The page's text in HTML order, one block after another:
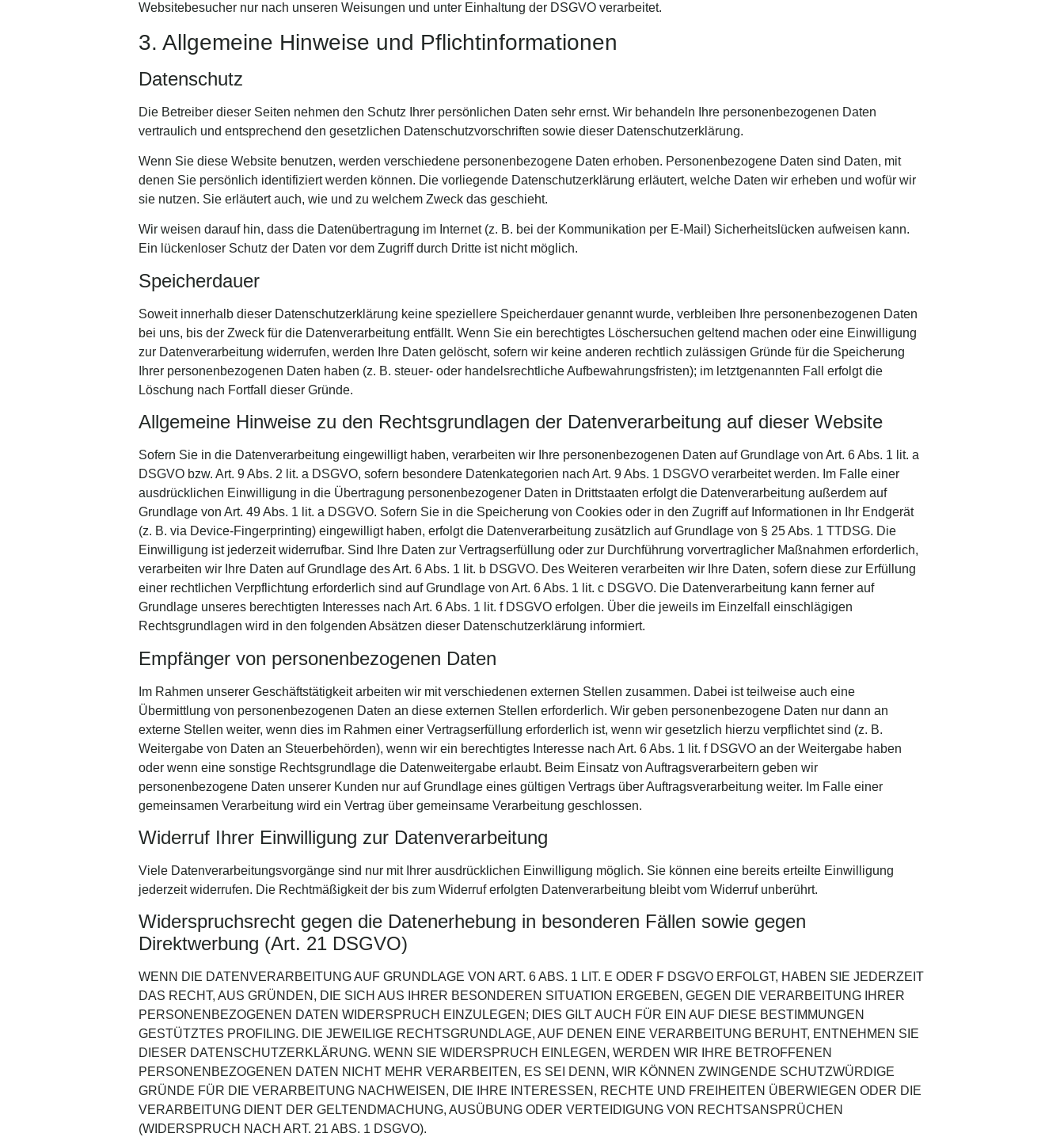
Websitebesucher nur nach unseren Weisungen und unter Einhaltung der DSGVO verarbeitet.
3. Allgemeine Hinweise und Pflicht­informationen
Datenschutz
Die Betreiber dieser Seiten nehmen den Schutz Ihrer persönlichen Daten sehr ernst. Wir behandeln Ihre personenbezogenen Daten
vertraulich und entsprechend den gesetzlichen Datenschutzvorschriften sowie dieser Datenschutzerklärung.
Wenn Sie diese Website benutzen, werden verschiedene personenbezogene Daten erhoben. Personenbezogene Daten sind Daten, mit
denen Sie persönlich identifiziert werden können. Die vorliegende Datenschutzerklärung erläutert, welche Daten wir erheben und wofür wir
sie nutzen. Sie erläutert auch, wie und zu welchem Zweck das geschieht.
Wir weisen darauf hin, dass die Datenübertragung im Internet (z. B. bei der Kommunikation per E-Mail) Sicherheitslücken aufweisen kann.
Ein lückenloser Schutz der Daten vor dem Zugriff durch Dritte ist nicht möglich.
Speicherdauer
Soweit innerhalb dieser Datenschutzerklärung keine speziellere Speicherdauer genannt wurde, verbleiben Ihre personenbezogenen Daten
bei uns, bis der Zweck für die Datenverarbeitung entfällt. Wenn Sie ein berechtigtes Löschersuchen geltend machen oder eine Einwilligung
zur Datenverarbeitung widerrufen, werden Ihre Daten gelöscht, sofern wir keine anderen rechtlich zulässigen Gründe für die Speicherung
Ihrer personenbezogenen Daten haben (z. B. steuer- oder handelsrechtliche Aufbewahrungsfristen); im letztgenannten Fall erfolgt die
Löschung nach Fortfall dieser Gründe.
Allgemeine Hinweise zu den Rechtsgrundlagen der Datenverarbeitung auf dieser Website
Sofern Sie in die Datenverarbeitung eingewilligt haben, verarbeiten wir Ihre personenbezogenen Daten auf Grundlage von Art. 6 Abs. 1 lit. a
DSGVO bzw. Art. 9 Abs. 2 lit. a DSGVO, sofern besondere Datenkategorien nach Art. 9 Abs. 1 DSGVO verarbeitet werden. Im Falle einer
ausdrücklichen Einwilligung in die Übertragung personenbezogener Daten in Drittstaaten erfolgt die Datenverarbeitung außerdem auf
Grundlage von Art. 49 Abs. 1 lit. a DSGVO. Sofern Sie in die Speicherung von Cookies oder in den Zugriff auf Informationen in Ihr Endgerät
(z. B. via Device-Fingerprinting) eingewilligt haben, erfolgt die Datenverarbeitung zusätzlich auf Grundlage von § 25 Abs. 1 TTDSG. Die
Einwilligung ist jederzeit widerrufbar. Sind Ihre Daten zur Vertragserfüllung oder zur Durchführung vorvertraglicher Maßnahmen erforderlich,
verarbeiten wir Ihre Daten auf Grundlage des Art. 6 Abs. 1 lit. b DSGVO. Des Weiteren verarbeiten wir Ihre Daten, sofern diese zur Erfüllung
einer rechtlichen Verpflichtung erforderlich sind auf Grundlage von Art. 6 Abs. 1 lit. c DSGVO. Die Datenverarbeitung kann ferner auf
Grundlage unseres berechtigten Interesses nach Art. 6 Abs. 1 lit. f DSGVO erfolgen. Über die jeweils im Einzelfall einschlägigen
Rechtsgrundlagen wird in den folgenden Absätzen dieser Datenschutzerklärung informiert.
Empfänger von personenbezogenen Daten
Im Rahmen unserer Geschäftstätigkeit arbeiten wir mit verschiedenen externen Stellen zusammen. Dabei ist teilweise auch eine
Übermittlung von personenbezogenen Daten an diese externen Stellen erforderlich. Wir geben personenbezogene Daten nur dann an
externe Stellen weiter, wenn dies im Rahmen einer Vertragserfüllung erforderlich ist, wenn wir gesetzlich hierzu verpflichtet sind (z. B.
Weitergabe von Daten an Steuerbehörden), wenn wir ein berechtigtes Interesse nach Art. 6 Abs. 1 lit. f DSGVO an der Weitergabe haben
oder wenn eine sonstige Rechtsgrundlage die Datenweitergabe erlaubt. Beim Einsatz von Auftragsverarbeitern geben wir
personenbezogene Daten unserer Kunden nur auf Grundlage eines gültigen Vertrags über Auftragsverarbeitung weiter. Im Falle einer
gemeinsamen Verarbeitung wird ein Vertrag über gemeinsame Verarbeitung geschlossen.
Widerruf Ihrer Einwilligung zur Datenverarbeitung
Viele Datenverarbeitungsvorgänge sind nur mit Ihrer ausdrücklichen Einwilligung möglich. Sie können eine bereits erteilte Einwilligung
jederzeit widerrufen. Die Rechtmäßigkeit der bis zum Widerruf erfolgten Datenverarbeitung bleibt vom Widerruf unberührt.
Widerspruchsrecht gegen die Datenerhebung in besonderen Fällen sowie gegen
Direktwerbung (Art. 21 DSGVO)
WENN DIE DATENVERARBEITUNG AUF GRUNDLAGE VON ART. 6 ABS. 1 LIT. E ODER F DSGVO ERFOLGT, HABEN SIE JEDERZEIT
DAS RECHT, AUS GRÜNDEN, DIE SICH AUS IHRER BESONDEREN SITUATION ERGEBEN, GEGEN DIE VERARBEITUNG IHRER
PERSONENBEZOGENEN DATEN WIDERSPRUCH EINZULEGEN; DIES GILT AUCH FÜR EIN AUF DIESE BESTIMMUNGEN
GESTÜTZTES PROFILING. DIE JEWEILIGE RECHTSGRUNDLAGE, AUF DENEN EINE VERARBEITUNG BERUHT, ENTNEHMEN SIE
DIESER DATENSCHUTZERKLÄRUNG. WENN SIE WIDERSPRUCH EINLEGEN, WERDEN WIR IHRE BETROFFENEN
PERSONENBEZOGENEN DATEN NICHT MEHR VERARBEITEN, ES SEI DENN, WIR KÖNNEN ZWINGENDE SCHUTZWÜRDIGE
GRÜNDE FÜR DIE VERARBEITUNG NACHWEISEN, DIE IHRE INTERESSEN, RECHTE UND FREIHEITEN ÜBERWIEGEN ODER DIE
VERARBEITUNG DIENT DER GELTENDMACHUNG, AUSÜBUNG ODER VERTEIDIGUNG VON RECHTSANSPRÜCHEN
(WIDERSPRUCH NACH ART. 21 ABS. 1 DSGVO).